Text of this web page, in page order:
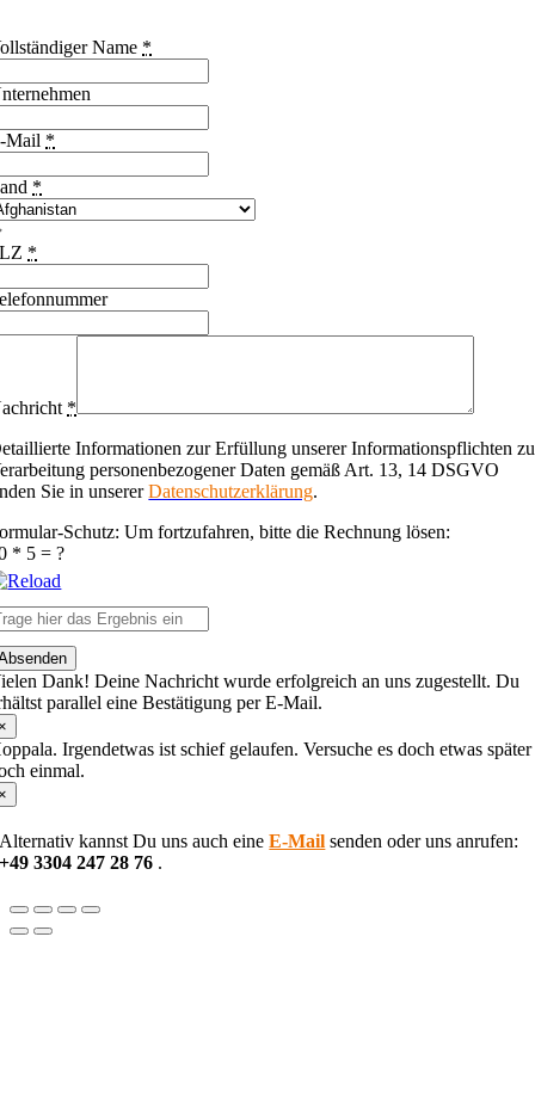
Name *
Mail *
*
*
*
Informationen zur Erfüllung unserer Informationspflichten
personenbezogener Daten gemäß Art. 13, 14 DSGVO
Sie in unsererDatenschutzerklärung.
Schutz: Um fortzufahren, bitte die Rechnung lösen:
* 5 = ?
Dank! Deine Nachricht wurde erfolgreich an uns zugestellt. Du
parallel eine Bestätigung per E-Mail.
Irgendetwas ist schief gelaufen. Versuche es doch etwas später
einmal.
Alternativ kannst Du uns auch eineE-Mail senden oder uns anrufen:
+49 3304 247 28 76 .